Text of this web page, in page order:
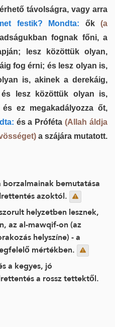
távolságra, vagy arra
festik? Mondta: ők (a
fognak főni, a
lesz közöttük olyan,
fog érni; és lesz olyan is,
is, akinek a derekáig,
lesz közöttük olyan is,
ez megakadályozza őt,
és a Próféta(Allah áldja
a szájára mutatott.
bemutatása
azoktól.
helyzetben lesznek,
az al-mawqif-on (az
helyszíne) - a
mértékben.
a kegyes, jó
a rossz tettektől.